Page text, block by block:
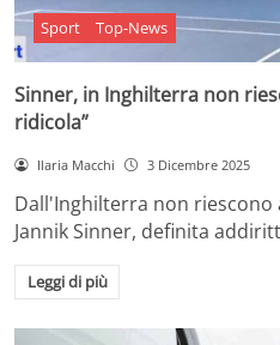
Sport Top-News
Sinner, in Inghilterra non
ridicola”
Ilaria Macchi 3 Dicembre 2025
Dall'Inghilterra non riescono
Jannik Sinner, definita
Leggi di più